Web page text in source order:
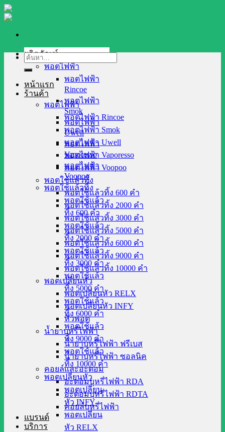
Skip
to
ผลิตภัณฑ์
พอตไฟฟ้า
พอตไฟฟ้า
Rincoe
พอตไฟฟ้า
Smok
พอตไฟฟ้า
Uwell
พอตไฟฟ้า
Vaporesso
พอตไฟฟ้า
Voopoo
พอตใช้แล้วทิ้ง
พอตใช้แล้ว
ทิ้ง 600 คำ
พอตใช้แล้ว
ทิ้ง 2000 คำ
พอตใช้แล้ว
ทิ้ง 3000 คำ
พอตใช้แล้ว
ทิ้ง 5000 คำ
พอตใช้แล้ว
ทิ้ง 6000 คำ
พอตใช้แล้ว
ทิ้ง 9000 คำ
พอตใช้แล้ว
ทิ้ง 10000 คำ
พอตเปลี่ยนหัว
พอตเปลี่ยน
หัว INFY
พอตเปลี่ยน
หัว RELX
ค้นหา:
หน้าแรก
ร้านค้า
พอตไฟฟ้า
พอตไฟฟ้า Rincoe
พอตไฟฟ้า Smok
พอตไฟฟ้า Uwell
พอตไฟฟ้า Vaporesso
พอตไฟฟ้า Voopoo
พอตใช้แล้วทิ้ง
พอตใช้แล้วทิ้ง 600 คำ
พอตใช้แล้วทิ้ง 2000 คำ
พอตใช้แล้วทิ้ง 3000 คำ
พอตใช้แล้วทิ้ง 5000 คำ
พอตใช้แล้วทิ้ง 6000 คำ
พอตใช้แล้วทิ้ง 9000 คำ
พอตใช้แล้วทิ้ง 10000 คำ
พอตเปลี่ยนหัว
พอตเปลี่ยนหัว RELX
พอตเปลี่ยนหัว INFY
หัวพอต
น้ำยาบุหรี่ไฟฟ้า
น้ำยาบุหรี่ไฟฟ้า ฟรีเบส
น้ำยาบุหรี่ไฟฟ้า ซอลนิค
คอยล์และอะตอม
อะตอมบุหรี่ไฟฟ้า RDA
อะตอมบุหรี่ไฟฟ้า RDTA
คอยล์บุหรี่ไฟฟ้า
แบรนด์
บริการ